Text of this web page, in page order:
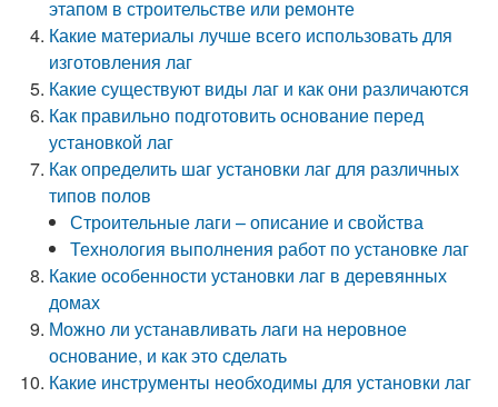
этапом в строительстве или ремонте
Какие материалы лучше всего использовать для
изготовления лаг
Какие существуют виды лаг и как они различаются
Как правильно подготовить основание перед
установкой лаг
Как определить шаг установки лаг для различных
типов полов
Строительные лаги – описание и свойства
Технология выполнения работ по установке лаг
Какие особенности установки лаг в деревянных
домах
Можно ли устанавливать лаги на неровное
основание, и как это сделать
Какие инструменты необходимы для установки лаг